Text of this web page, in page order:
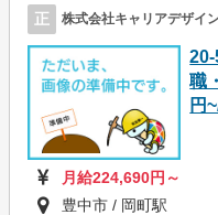
正 株式会社キャリアデザイ
職
円
月給224,690円～
豊中市 / 岡町駅